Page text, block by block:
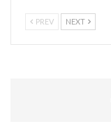
PREV NEXT